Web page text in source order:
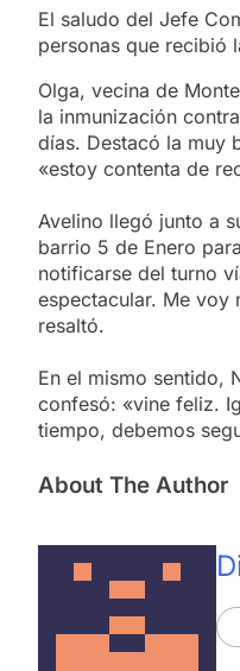
El saludo del Jefe
personas que recibió
Olga, vecina de
la inmunización
días. Destacó la muy
«estoy contenta de
Avelino llegó junto a
barrio 5 de Enero
notificarse del turno
espectacular. Me voy
resaltó.
En el mismo sentido,
confesó: «vine feliz.
tiempo, debemos
About The Author